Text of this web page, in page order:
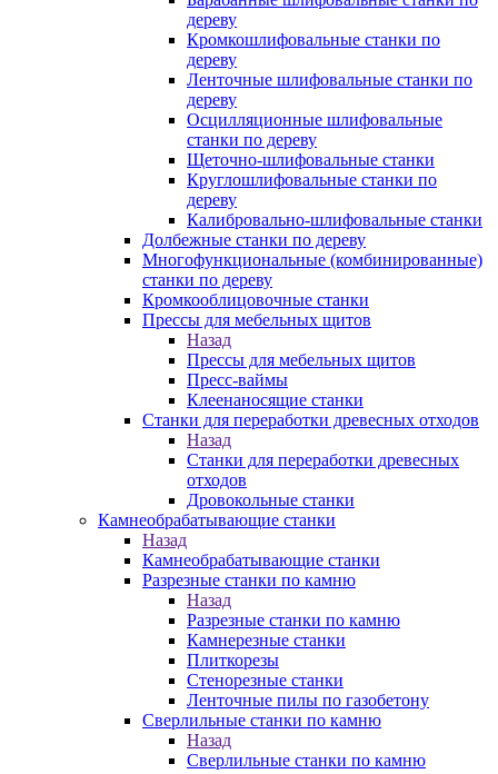
дереву
Кромкошлифовальные станки по
дереву
Ленточные шлифовальные станки по
дереву
Осцилляционные шлифовальные
станки по дереву
Щеточно-шлифовальные станки
Круглошлифовальные станки по
дереву
Калибровально-шлифовальные станки
Долбежные станки по дереву
Многофункциональные (комбинированные)
станки по дереву
Кромкооблицовочные станки
Прессы для мебельных щитов
Назад
Прессы для мебельных щитов
Пресс-ваймы
Клеенаносящие станки
Станки для переработки древесных отходов
Назад
Станки для переработки древесных
отходов
Дровокольные станки
Камнеобрабатывающие станки
Назад
Камнеобрабатывающие станки
Разрезные станки по камню
Назад
Разрезные станки по камню
Камнерезные станки
Плиткорезы
Стенорезные станки
Ленточные пилы по газобетону
Сверлильные станки по камню
Назад
Сверлильные станки по камню